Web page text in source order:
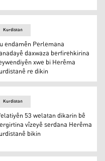
di navbera Tirkiye û
Kurdistan
endamên Perlemana
daxwaza berfirehkirina
xwe bi Herêma
re dikin
ya Hewlêrê
Kurdistan
53 welatan dikarin bê
vîzeyê serdana Herêma
bikin